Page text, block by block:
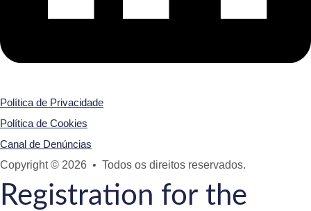
Política de Privacidade
Política de Cookies
Canal de Denúncias
Copyright © 2026 • Todos os direitos reservados.
Registration for the